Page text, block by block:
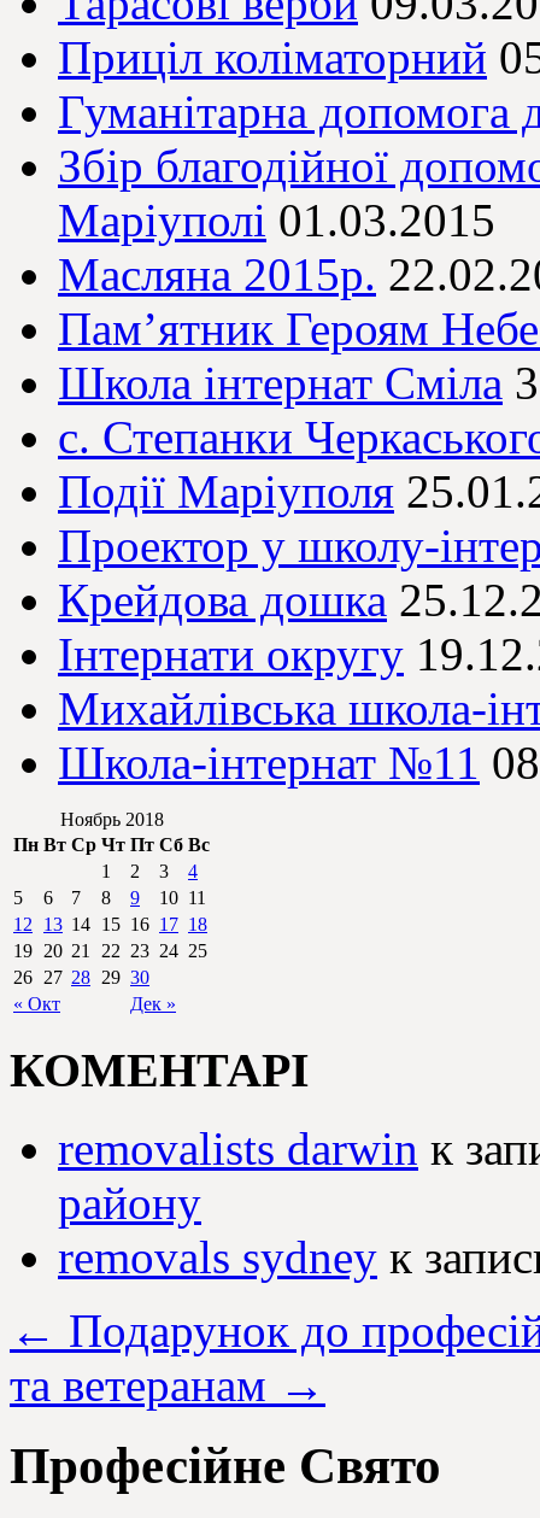
Приціл коліматорний
Гуманітарна допомога
Збір благодійної
Маріуполі 01.03.2015
Масляна 2015р.
Пам’ятник Героям
Школа інтернат Сміла
с. Степанки
Події Маріуполя
Проектор у школу-
Крейдова дошка
Інтернати округу
Михайлівська школа-
Школа-інтернат №11
Ноябрь 2018
Пн Вт Ср Чт Пт Сб Вс
« Окт Дек »
1 2 3
4
5
6 7 8 9 10 11
12
13 14 15 16 17 18
19 20 21 22 23 24 25
26 27 28 29 30
КОМЕНТАРІ
removalists darwin к
району
removals sydney к
← Подарунок до
та ветеранам →
Професійне Свято